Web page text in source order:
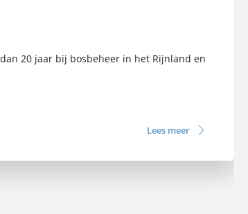
20 jaar bij bosbeheer in het Rijnland en
Lees meer